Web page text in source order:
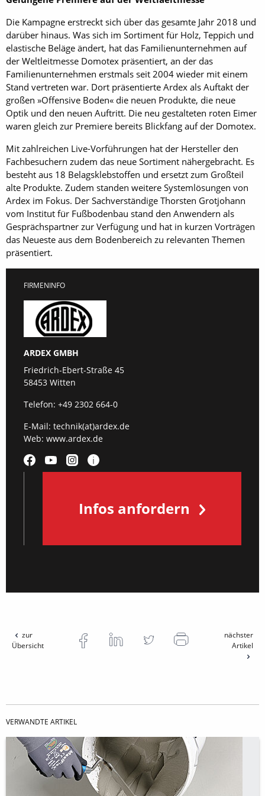
Die Kampagne erstreckt sich über das gesamte Jahr 2018 und
darüber hinaus. Was sich im Sortiment für Holz, Teppich und
elastische Beläge ändert, hat das Familien­unternehmen auf
der Weltleitmesse Domotex präsentiert, an der das
Familienunternehmen erstmals seit 2004 wieder mit einem
Stand vertreten war. Dort präsentierte Ardex als Auftakt der
großen »Offensive Boden« die neuen Produkte, die neue
Optik und den neuen Auftritt. Die neu gestalteten roten Eimer
waren gleich zur Premiere bereits Blickfang auf der Domotex.
Mit zahlreichen Live-Vorführungen hat der Hersteller den
Fachbesuchern zudem das neue Sortiment nähergebracht. Es
besteht aus 18 Belagsklebstoffen und ersetzt zum Großteil
alte Produkte. Zudem standen weitere Systemlösungen von
Ardex im Fokus. Der Sachverständige Thorsten Grotjohann
vom Institut für Fußbodenbau stand den Anwendern als
Gesprächspartner zur Verfügung und hat in kurzen Vorträgen
das Neueste aus dem Bodenbereich zu relevanten Themen
präsentiert.
FIRMENINFO
ARDEX GMBH
Friedrich-Ebert-Straße 45
58453 Witten
Telefon: +49 2302 664-0
E-Mail: technik(at)ardex.de
Web: www.ardex.de
Infos anfordern
zur
Übersicht
nächster
Artikel
VERWANDTE ARTIKEL